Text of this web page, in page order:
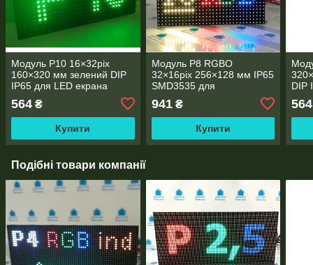
Модуль P10 16×32pix
160×320 мм зелений DIP
IP65 для LED екрана
564 ₴
Купити
Модуль P8 RGBO
32×16pix 256×128 мм IP65
SMD3535 для
941₴
Купити
DIP
564
Подібні товари компанії